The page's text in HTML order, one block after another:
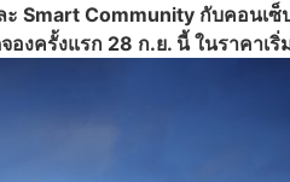
Smart Community กับคอนเ
ครั้งแรก 28 ก.ย. นี้ ในราคาเริ่